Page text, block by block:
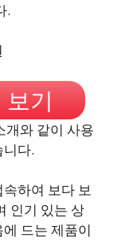
.
보기
개와 같이 사용
다.
하여 보다 보
인기 있는 상
드는 제품이